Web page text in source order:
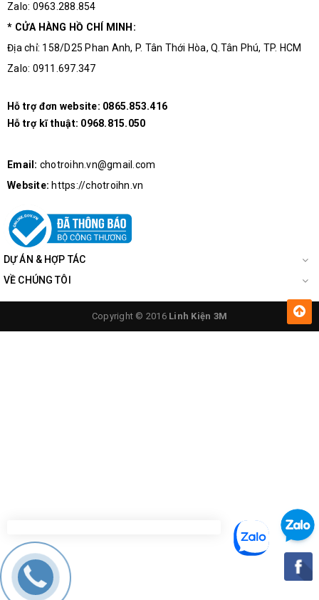
Zalo: 0963.288.854
* CỬA HÀNG HỒ CHÍ MINH:
Địa chỉ: 158/D25 Phan Anh, P. Tân Thới Hòa, Q.Tân Phú, TP. HCM
Zalo: 0911.697.347
Hỗ trợ đơn website: 0865.853.416
Hỗ trợ kĩ thuật: 0968.815.050
Email: chotroihn.vn@gmail.com
Website: https://chotroihn.vn
DỰ ÁN & HỢP TÁC
VỀ CHÚNG TÔI
Copyright © 2016 Linh Kiện 3M